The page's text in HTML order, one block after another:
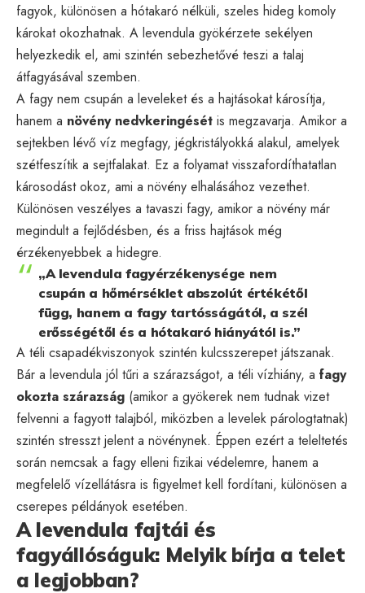
fagyok, különösen a hótakaró nélküli, szeles hideg komoly
károkat okozhatnak. A levendula gyökérzete sekélyen
helyezkedik el, ami szintén sebezhetővé teszi a talaj
átfagyásával szemben.
A fagy nem csupán a leveleket és a hajtásokat károsítja,
hanem a növény nedvkeringését is megzavarja. Amikor a
sejtekben lévő víz megfagy, jégkristályokká alakul, amelyek
szétfeszítik a sejtfalakat. Ez a folyamat visszafordíthatatlan
károsodást okoz, ami a növény elhalásához vezethet.
Különösen veszélyes a tavaszi fagy, amikor a növény már
megindult a fejlődésben, és a friss hajtások még
érzékenyebbek a hidegre.
„A levendula fagyérzékenysége nem
csupán a hőmérséklet abszolút értékétől
függ, hanem a fagy tartósságától, a szél
erősségétől és a hótakaró hiányától is.”
A téli csapadékviszonyok szintén kulcsszerepet játszanak.
Bár a levendula jól tűri a szárazságot, a téli vízhiány, a fagy
okozta szárazság (amikor a gyökerek nem tudnak vizet
felvenni a fagyott talajból, miközben a levelek párologtatnak)
szintén stresszt jelent a növénynek. Éppen ezért a teleltetés
során nemcsak a fagy elleni fizikai védelemre, hanem a
megfelelő vízellátásra is figyelmet kell fordítani, különösen a
cserepes példányok esetében.
A levendula fajtái és
fagyállóságuk: Melyik bírja a telet
a legjobban?